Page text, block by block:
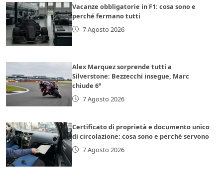
Vacanze obbligatorie in F1: cosa sono e
perché fermano tutti
7 Agosto 2026
Alex Marquez sorprende tutti a
Silverstone: Bezzecchi insegue, Marc
chiude 6°
7 Agosto 2026
Certificato di proprietà e documento unico
di circolazione: cosa sono e perché servono
7 Agosto 2026